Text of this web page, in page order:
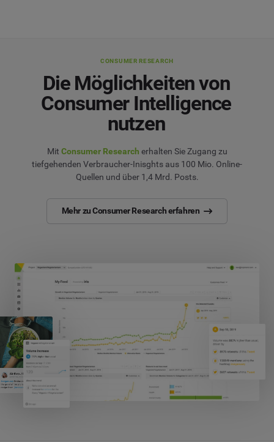
CONSUMER RESEARCH
Die Möglichkeiten von
Consumer Intelligence
nutzen
Mit Consumer Research erhalten Sie Zugang zu
tiefgehenden Verbraucher-Inisghts aus 100 Mio. Online-
Quellen und über 1,4 Mrd. Posts.
Mehr zu Consumer Research erfahren